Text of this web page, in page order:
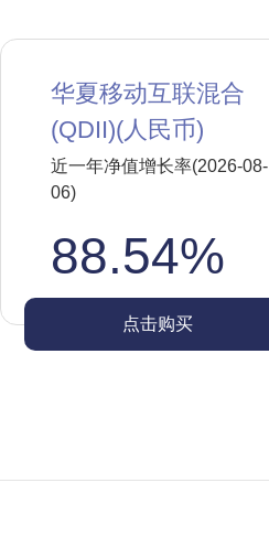
华夏移动互联混合
(QDII)(人民币)
近一年净值增长率(2026-08-
06)
88.54%
点击购买